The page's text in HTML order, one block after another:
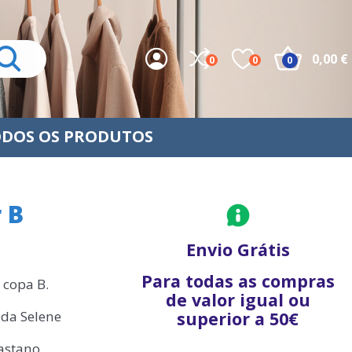
0 0 0,00 €
0
OS PRODUTOS
B
B.
Selene
Envio Grátis
Para todas as compras
de valor igual ou
superior a 50€